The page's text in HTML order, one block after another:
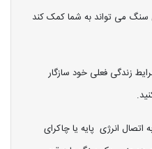
می تواند به شما کمک کند
زندگی فعلی خود سازگار
انرژی پایه یا چاکرای